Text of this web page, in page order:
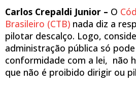
Carlos Crepaldi Junior – O
Brasileiro (CTB) nada diz a
pilotar descalço. Logo,
administração pública só
conformidade com a lei, não
que não é proibido dirigir ou